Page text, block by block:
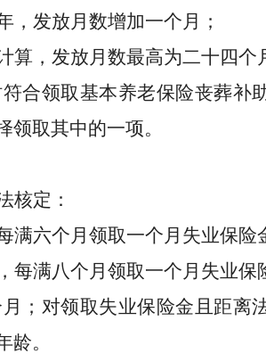
，发放月数增加一个月；
算，发放月数最高为二十四个
合领取基本养老保险丧葬补
取其中的一项。
核定 ：
满六个月领取一个月 失业保险
每满八个月领取一个月 失业保
； 对领取失业保险金且距离
龄。